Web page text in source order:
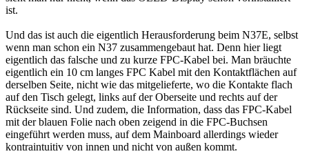
ist.
Und das ist auch die eigentlich Herausforderung beim N37E, selbst
wenn man schon ein N37 zusammengebaut hat. Denn hier liegt
eigentlich das falsche und zu kurze FPC-Kabel bei. Man bräuchte
eigentlich ein 10 cm langes FPC Kabel mit den Kontaktflächen auf
derselben Seite, nicht wie das mitgelieferte, wo die Kontakte flach
auf den Tisch gelegt, links auf der Oberseite und rechts auf der
Rückseite sind. Und zudem, die Information, dass das FPC-Kabel
mit der blauen Folie nach oben zeigend in die FPC-Buchsen
eingeführt werden muss, auf dem Mainboard allerdings wieder
kontraintuitiv von innen und nicht von außen kommt.